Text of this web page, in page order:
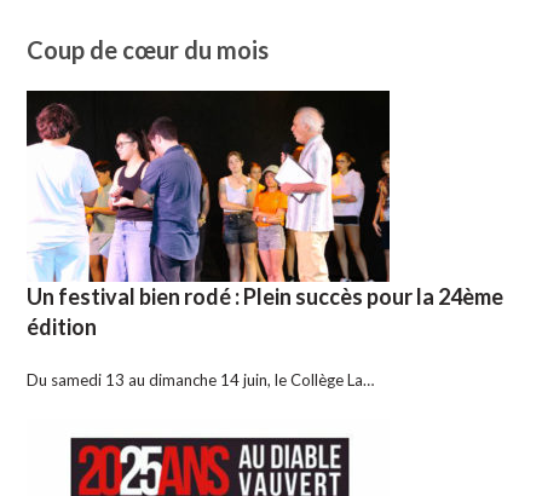
Coup de cœur du mois
Un festival bien rodé : Plein succès pour la 24ème
édition
Du samedi 13 au dimanche 14 juin, le Collège La…